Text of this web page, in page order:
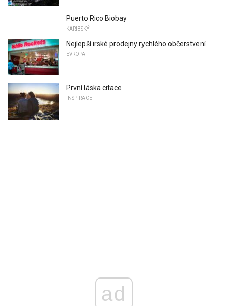
Puerto Rico Biobay
KARIBSKÝ
Nejlepší irské prodejny rychlého občerstvení
EVROPA
První láska citace
INSPIRACE
ad